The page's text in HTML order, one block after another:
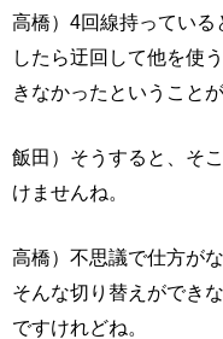
高橋）4回線持ってい
したら迂回して他を使
きなかったということ
飯田）そうすると、そ
けませんね。
高橋）不思議で仕方が
そんな切り替えができ
ですけれどね。